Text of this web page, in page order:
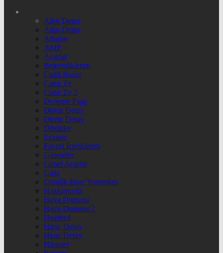
Altın Detay
Altın Detay
Altınlar
AMP
Ayarlar
Beğendiklerim
Canlı Borsa
Canlı Tv
Canlı Tv 2
Deneme Page
Döviz Detay
Döviz Detay
Dövizler
Eczane
Favori İçeriklerim
Gazeteler
Genel Ayarlar
Giriş
Günlük Burç Yorumları
Hakkımızda
Hava Durumu
Hava Durumu 2
Header4
Hisse Detay
Hisse Detay
Hisseler